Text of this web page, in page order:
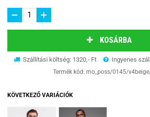
KOSÁRBA
Szállítási költség: 1320,- Ft Ingyenes
Termék kód: mo_poss/0145/
KÖVETKEZŐ VARIÁCIÓK